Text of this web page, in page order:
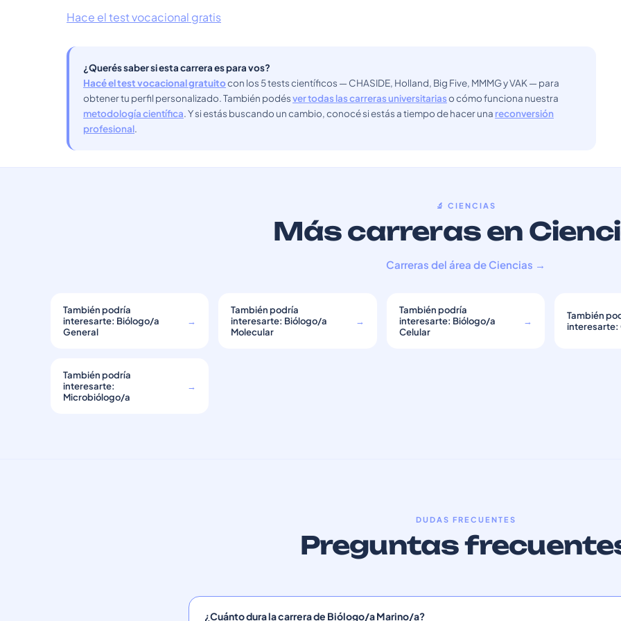
Hace el test vocacional gratis
¿Querés saber si esta carrera es para vos?
Hacé el test vocacional gratuitocon los 5 tests científicos — CHASIDE, Holland, Big Five, MMMG y VAK — para
obtener tu perfil personalizado. También podésver todas las carreras universitariaso cómo funciona nuestra
metodología científica. Y si estás buscando un cambio, conocé si estás a tiempo de hacer una reconversión
profesional.
🔬 CIENCIAS
Más carreras en
Carreras del área de Ciencias →
También podría
interesarte: Biólogo/a
General
→
También podría
interesarte: Biólogo/a
Molecular
→
También podría
interesarte: Biólogo/a
Celular
→
También
interesarte:
También podría
interesarte:
Microbiólogo/a
→
DUDAS FRECUENTES
Preguntas
¿Cuánto dura la carrera de Biólogo/a Marino/a?